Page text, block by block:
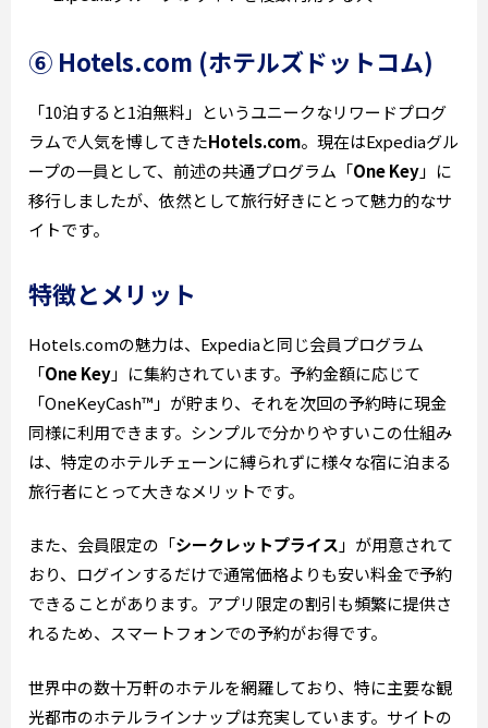
⑥ Hotels.com (ホテルズドットコム)
「10泊すると1泊無料」というユニークなリワードプログ
ラムで人気を博してきたHotels.com。現在はExpediaグル
ープの一員として、前述の共通プログラム「One Key」に
移行しましたが、依然として旅行好きにとって魅力的なサ
イトです。
特徴とメリット
Hotels.comの魅力は、Expediaと同じ会員プログラム
「One Key」に集約されています。予約金額に応じて
「OneKeyCash™」が貯まり、それを次回の予約時に現金
同様に利用できます。シンプルで分かりやすいこの仕組み
は、特定のホテルチェーンに縛られずに様々な宿に泊まる
旅行者にとって大きなメリットです。
また、会員限定の「シークレットプライス 」が用意されて
おり、ログインするだけで通常価格よりも安い料金で予約
できることがあります。アプリ限定の割引も頻繁に提供さ
れるため、スマートフォンでの予約がお得です。
世界中の数十万軒のホテルを網羅しており、特に主要な観
光都市のホテルラインナップは充実しています。サイトの